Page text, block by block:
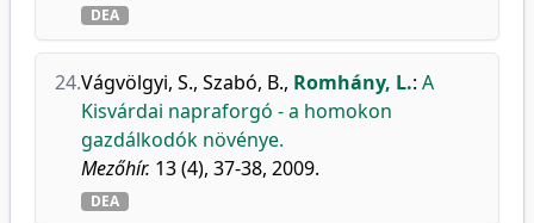
DEA
24.Vágvölgyi, S., Szabó, B., Romhány, L.: A
Kisvárdai napraforgó - a homokon
gazdálkodók növénye.
Mezőhír. 13 (4), 37-38, 2009.
DEA